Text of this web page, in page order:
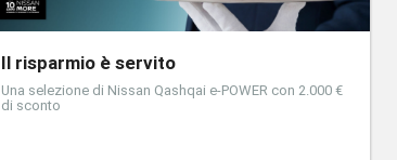
Il risparmio è servito
Una selezione di Nissan Qashqai e-POWER con 2.000 €
di sconto